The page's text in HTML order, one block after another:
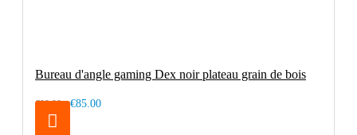
Bureau d'angle gaming Dex noir plateau grain de bois
€99.00 €85.00